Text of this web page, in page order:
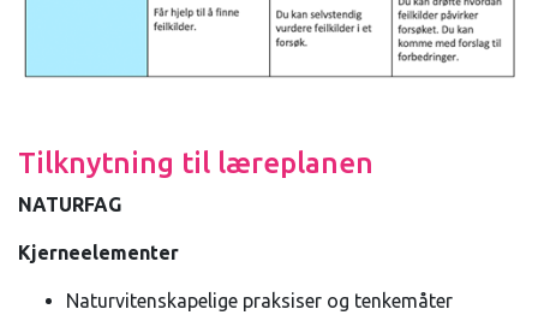
Tilknytning til læreplanen
NATURFAG
Kjerneelementer
Naturvitenskapelige praksiser og tenkemåter